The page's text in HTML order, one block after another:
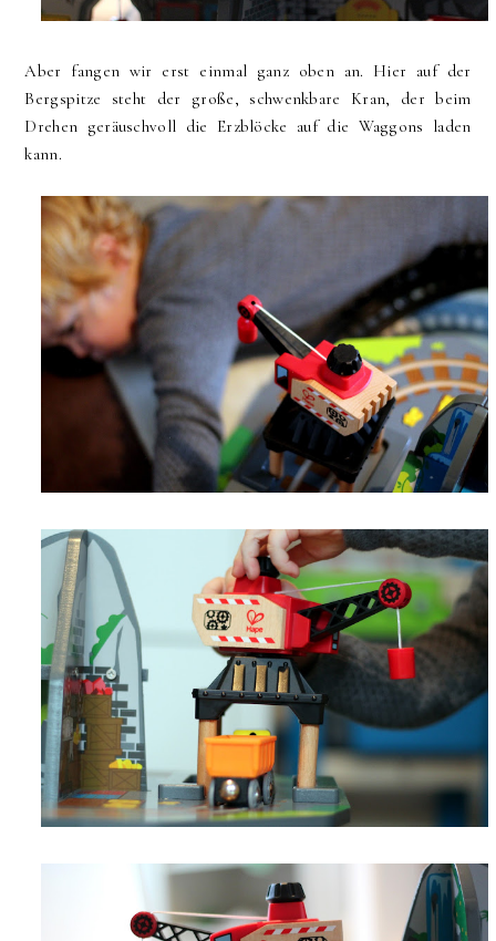
Aber fangen wir erst einmal ganz oben an. Hier auf der
Bergspitze steht der große, schwenkbare Kran, der beim
Drehen geräuschvoll die Erzblöcke auf die Waggons laden
kann.